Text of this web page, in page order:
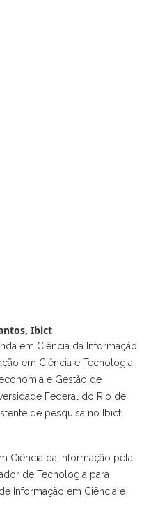
Ibict
em Ciência da Informação
em Ciência e Tecnologia
e Gestão de
Federal do Rio de
de pesquisa no Ibict.
Ciência da Informação pela
de Tecnologia para
Informação em Ciência e